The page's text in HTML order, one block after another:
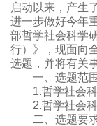
启动以来，产生
进一步做好今年
部哲学社会科学
行）》，现面向
选题，并将有关
一、选题范围
1.哲学社会
2.哲学社会
二、选题要